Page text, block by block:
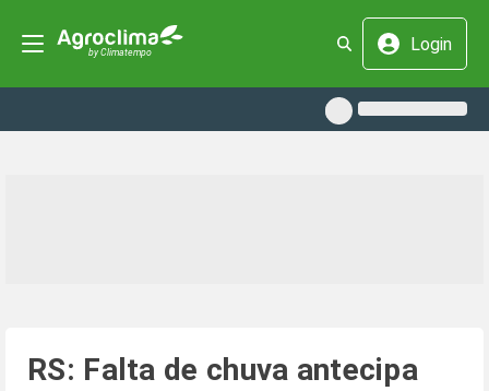
Login
RS: Falta de chuva antecipa